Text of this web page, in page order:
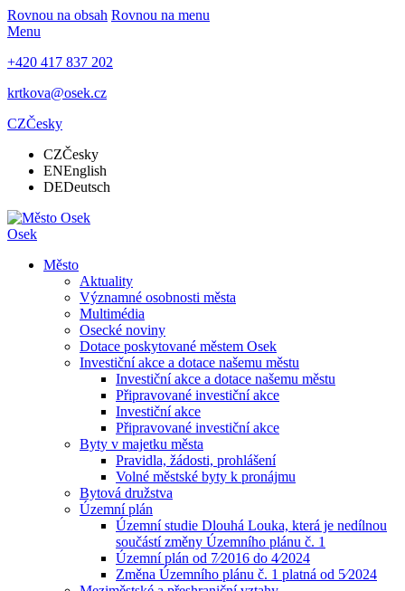
Rovnou na obsah Rovnou na menu
Menu
+420 417 837 202
krtkova@osek.cz
CZČesky
CZČesky
ENEnglish
DEDeutsch
Osek
Město
Aktuality
Významné osobnosti města
Multimédia
Osecké noviny
Dotace poskytované městem Osek
Investiční akce a dotace našemu městu
Investiční akce a dotace našemu městu
Připravované investiční akce
Investiční akce
Připravované investiční akce
Byty v majetku města
Pravidla, žádosti, prohlášení
Volné městské byty k pronájmu
Bytová družstva
Územní plán
Územní studie Dlouhá Louka, která je nedílnou
součástí změny Územního plánu č. 1
Územní plán od 7⁄2016 do 4⁄2024
Změna Územního plánu č. 1 platná od 5⁄2024